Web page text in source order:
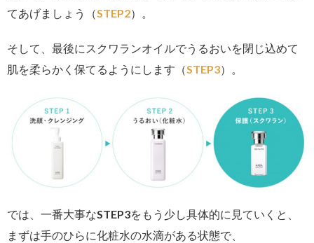
てあげましょう（STEP2）。
そして、最後にスクワランオイルでうるおいを閉じ込めて
肌を柔らかく保てるようにします（STEP3）。
では、一番大事なSTEP3をもう少し具体的に見ていくと、
まずは手のひらに化粧水の水滴がある状態で、